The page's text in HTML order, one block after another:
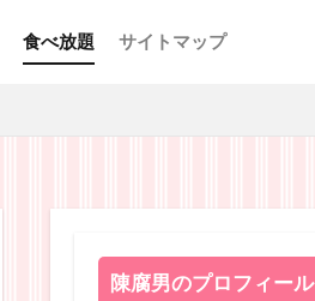
食べ放題 サイトマップ
陳腐男のプロフィール